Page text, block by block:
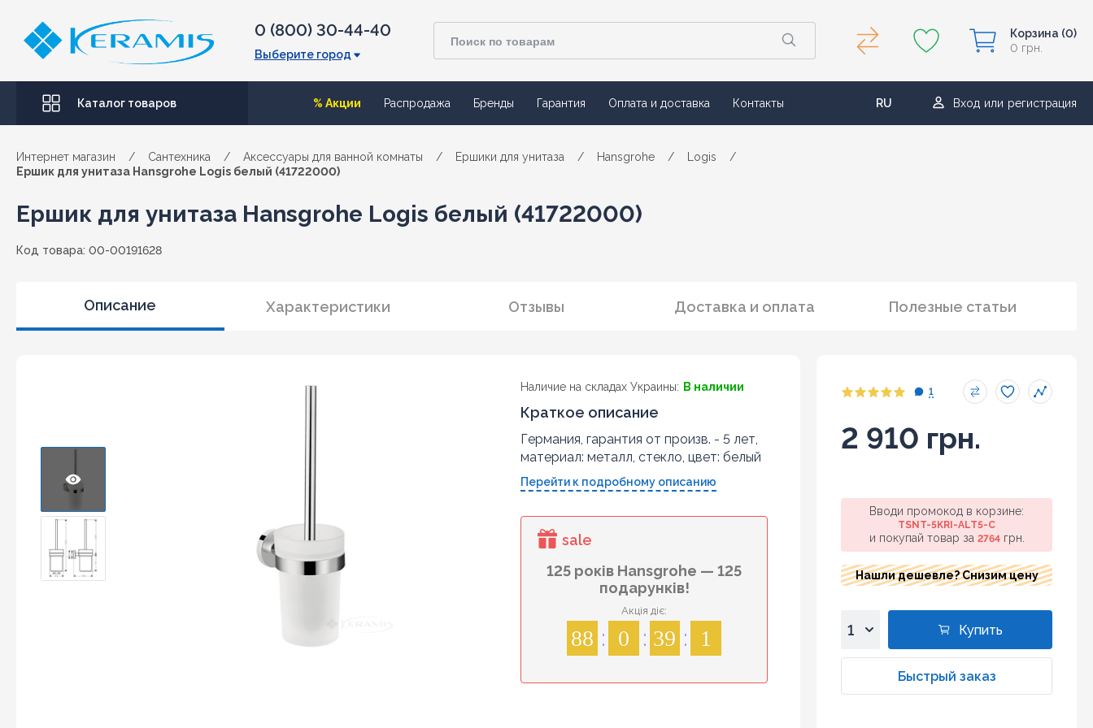
0 (800) 30-44-40
Выберите город
Корзина (0)
0 грн.
Каталог товаров % Акции Распродажа Бренды Гарантия Оплата и доставка
Контакты
UA
RU Вход или регистрация
Интернет магазин / Сантехника / Аксессуары для ванной комнаты / Ершики для унитаза / Hansgrohe / Logis
/
Ершик для унитаза Hansgrohe Logis белый (41722000)
Ершик для унитаза Hansgrohe Logis белый (41722000)
Код товара: 00-00191628
Описание Характеристики Отзывы Доставка и оплата Полезные статьи
Наличие на складах Украины: В наличии
Краткое описание
Германия, гарантия от произв. - 5 лет,
материал: металл, стекло, цвет: белый
Перейти к подробному описанию
sale
125 років Hansgrohe — 125
подарунків!
Акція діє:
88 0 39 0
1
2 910 грн.
Вводи промокод в корзине:
TSNT-5KRI-ALT5-C
и покупай товар за 2764грн.
Нашли дешевле? Снизим цену
3
Купить
Быстрый заказ